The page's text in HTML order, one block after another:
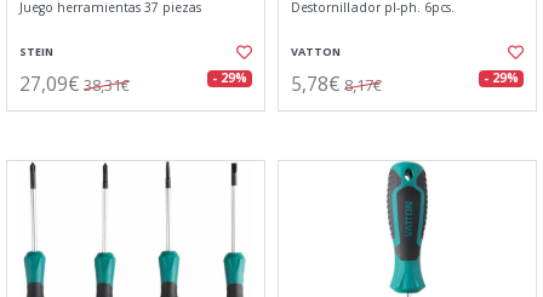
Juego herramientas 37 piezas
STEIN
27,09€ 38,31€ - 29%
Destornillador pl-ph. 6pcs.
VATTON
5,78€ 8,17€ - 29%